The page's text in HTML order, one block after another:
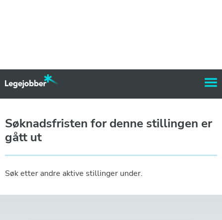
Søknadsfristen for denne stillingen er
gått ut
Søk etter andre aktive stillinger under.